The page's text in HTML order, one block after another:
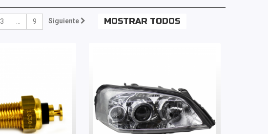
MOSTRAR TODOS
3 9 Siguiente